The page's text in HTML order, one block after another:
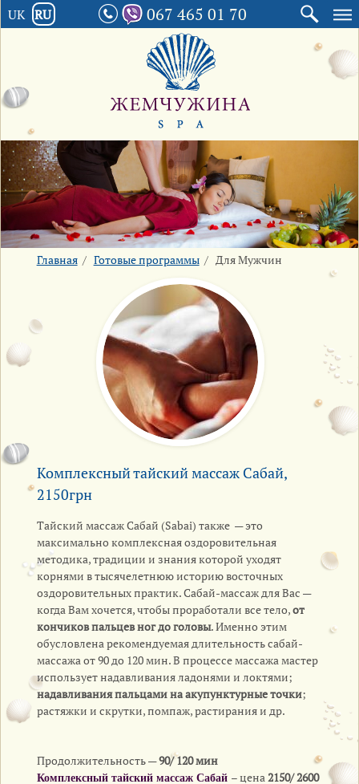
UK RU 067 465 01 70
Главная/ Готовые программы/ Для Мужчин
Комплексный тайский массаж Сабай,
2150грн
Тайский массаж Сабай (Sabai) также — это
максимально комплексная оздоровительная
методика, традиции и знания которой уходят
корнями в тысячелетнюю историю восточных
оздоровительных практик. Сабай-массаж для Вас —
когда Вам хочется, чтобы проработали все тело,от
кончиков пальцев ног до головы. Именно этим
обусловлена рекомендуемая длительность сабай-
массажа от 90 до 120 мин. В процессе массажа мастер
использует надавливания ладонями и локтями;
надавливания пальцами на акупунктурные точки;
растяжки и скрутки, помпаж, растирания и др.
Продолжительность —90/ 120 мин
Комплексный тайский массаж Сабай – цена2150/ 2600